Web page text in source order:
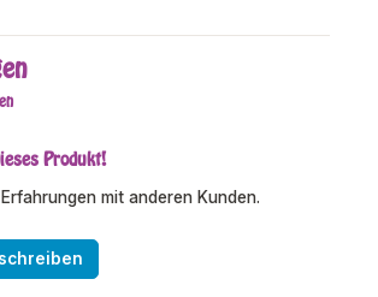
Bewertung von 0 von 5 Sternen
Produkt!
mit anderen Kunden.